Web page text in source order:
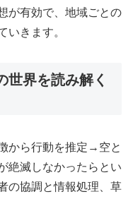
が有効で、地域ごとの
いきます。
世界を読み解く
から行動を推定→空と
絶滅しなかったらとい
の協調と情報処理、草